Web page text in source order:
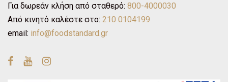
Για δωρεάν κλήση από σταθερό: 800-4000030
Από κινητό καλέστε στο: 210 0104199
email: info@foodstandard.gr